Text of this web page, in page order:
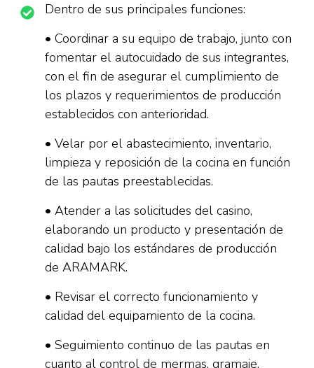
Dentro de sus principales funciones:
• Coordinar a su equipo de trabajo, junto con
fomentar el autocuidado de sus integrantes,
con el fin de asegurar el cumplimiento de
los plazos y requerimientos de producción
establecidos con anterioridad.
• Velar por el abastecimiento, inventario,
limpieza y reposición de la cocina en función
de las pautas preestablecidas.
• Atender a las solicitudes del casino,
elaborando un producto y presentación de
calidad bajo los estándares de producción
de ARAMARK.
• Revisar el correcto funcionamiento y
calidad del equipamiento de la cocina.
• Seguimiento continuo de las pautas en
cuanto al control de mermas, gramaje,